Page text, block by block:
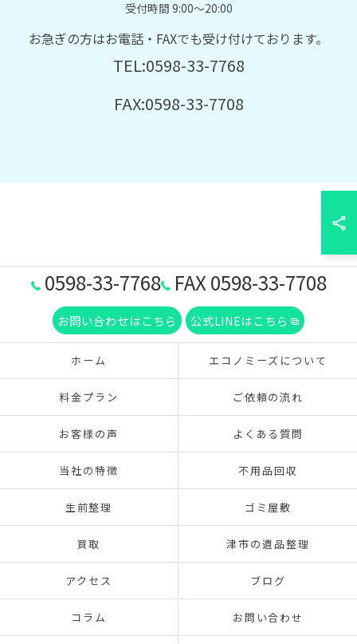
受付時間 9:00～20:00
お急ぎの方はお電話・FAXでも受け付けております。
TEL:0598-33-7768
FAX:0598-33-7708
0598-33-7768 FAX 0598-33-7708
お問い合わせはこちら 公式LINEはこちら
ホーム エコノミーズについて
料金プラン ご依頼の流れ
お客様の声 よくある質問
当社の特徴 不用品回収
生前整理 ゴミ屋敷
買取 津市の遺品整理
アクセス ブログ
コラム お問い合わせ